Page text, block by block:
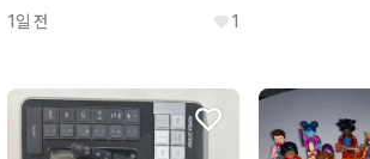
1일 전 1